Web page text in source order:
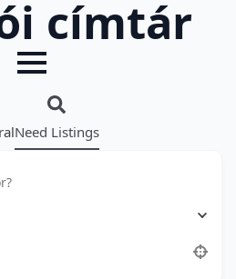
címtár
Need Listings